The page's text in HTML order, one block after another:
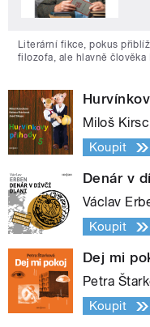
Literární fikce, pokus
filozofa, ale hlavně
Miloš
Koupit
Denár v
Václav
Koupit
Dej mi
Petra
Koupit